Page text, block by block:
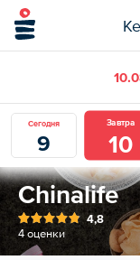
Сегодня
9
Завтра
10
Chinalife
4,8
4 оценки